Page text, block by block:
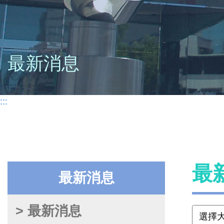
最新消息
:::
最新消息
> 最新消息
最